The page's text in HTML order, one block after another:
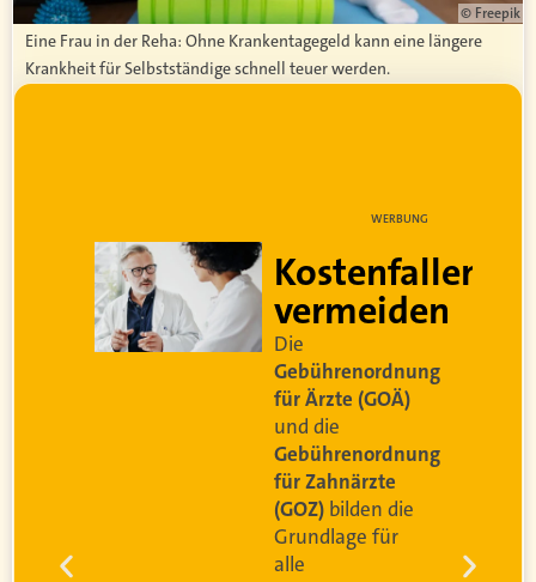
© Freepik
Eine Frau in der Reha: Ohne Krankentagegeld kann eine längere
Krankheit für Selbstständige schnell teuer werden.
WERBUNG
Kostenfallen
vermeiden
Die
Gebührenordnung
für Ärzte (GOÄ)
und die
Gebührenordnung
für Zahnärzte
(GOZ)bilden die
Grundlage für
alle